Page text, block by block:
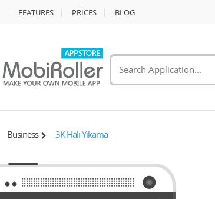
FEATURES PRİCES BLOG
Business 3K Halı Yıkama